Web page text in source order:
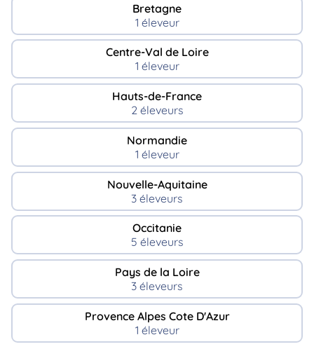
Bretagne
1 éleveur
Centre-Val de Loire
1 éleveur
Hauts-de-France
2 éleveurs
Normandie
1 éleveur
Nouvelle-Aquitaine
3 éleveurs
Occitanie
5 éleveurs
Pays de la Loire
3 éleveurs
Provence Alpes Cote D'Azur
1 éleveur